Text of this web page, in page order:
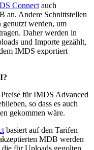
Connect auch
an. Andere Schnittstellen
werden, um
Daher werden in
und Importe gezählt,
IMDS exportiert
für IMDS Advanced
so dass es auch
gekommen wäre.
basiert auf den Tarifen
MDB werden
für Uploads gegolten